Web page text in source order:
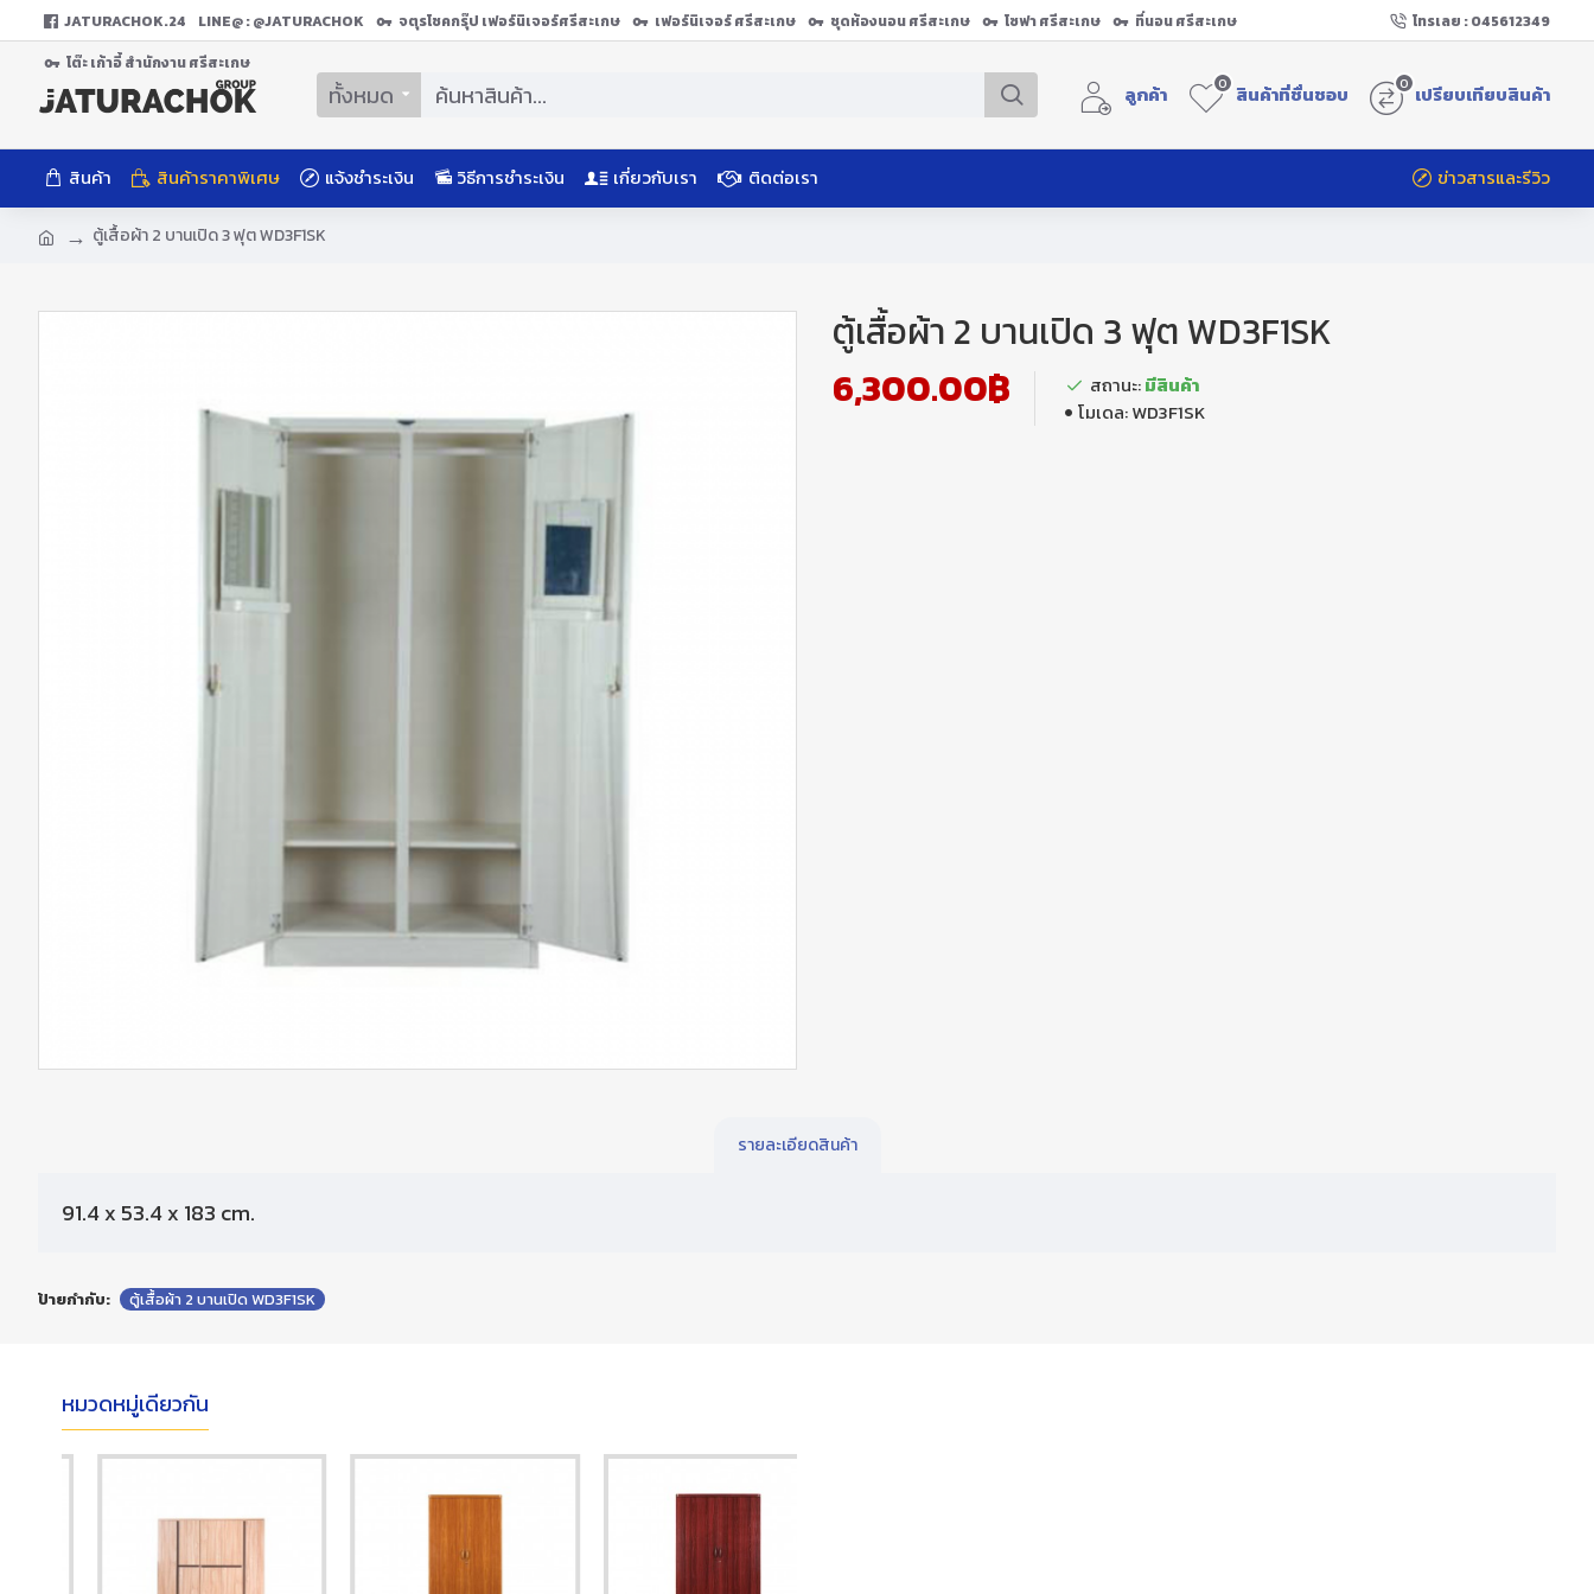
JATURACHOK.24 LINE@ : @JATURACHOK จตุรโชคกรุ๊ป เฟอร์นิเจอร์ศรีสะเกษ เฟอร์นิเจอร์ ศรีสะเกษ ชุดห้องนอน ศรีสะเกษ โซฟา ศรีสะเกษ
ที่นอน ศรีสะเกษ
โต๊ะ เก้าอี้ สํานักงาน ศรีสะเกษ
โทรเลย : 045612349
ทั้งหมด ลูกค้า สินค้าที่ชื่นชอบ
0 เปรียบเทียบสินค้า
0
สินค้า สินค้าราคาพิเศษ แจ้งชำระเงิน วิธีการชำระเงิน เกี่ยวกับเรา ติดต่อเรา ข่าวสารและรีวิว
ตู้เสื้อผ้า 2 บานเปิด 3 ฟุต WD3F1SK
ตู้เสื้อผ้า 2 บานเปิด 3 ฟุต WD3F1SK
6,300.00฿
สถานะ:มีสินค้า
โมเดล:WD3F1SK
รายละเอียดสินค้า
91.4 x 53.4 x 183 cm.
ป้ายกำกับ: ตู้เสื้อผ้า 2 บานเปิด WD3F1SK
หมวดหมู่เดียวกัน